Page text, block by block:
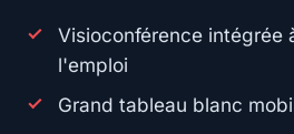
Visioconférence intégrée
l'emploi
Grand tableau blanc